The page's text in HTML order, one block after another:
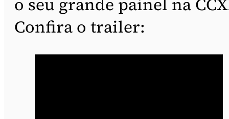
Confira o trailer: